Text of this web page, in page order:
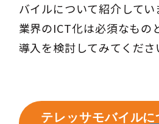
バイルについて紹介して
業界のICT化は必須なもの
導入を検討してみてくださ
テレッサモバイル